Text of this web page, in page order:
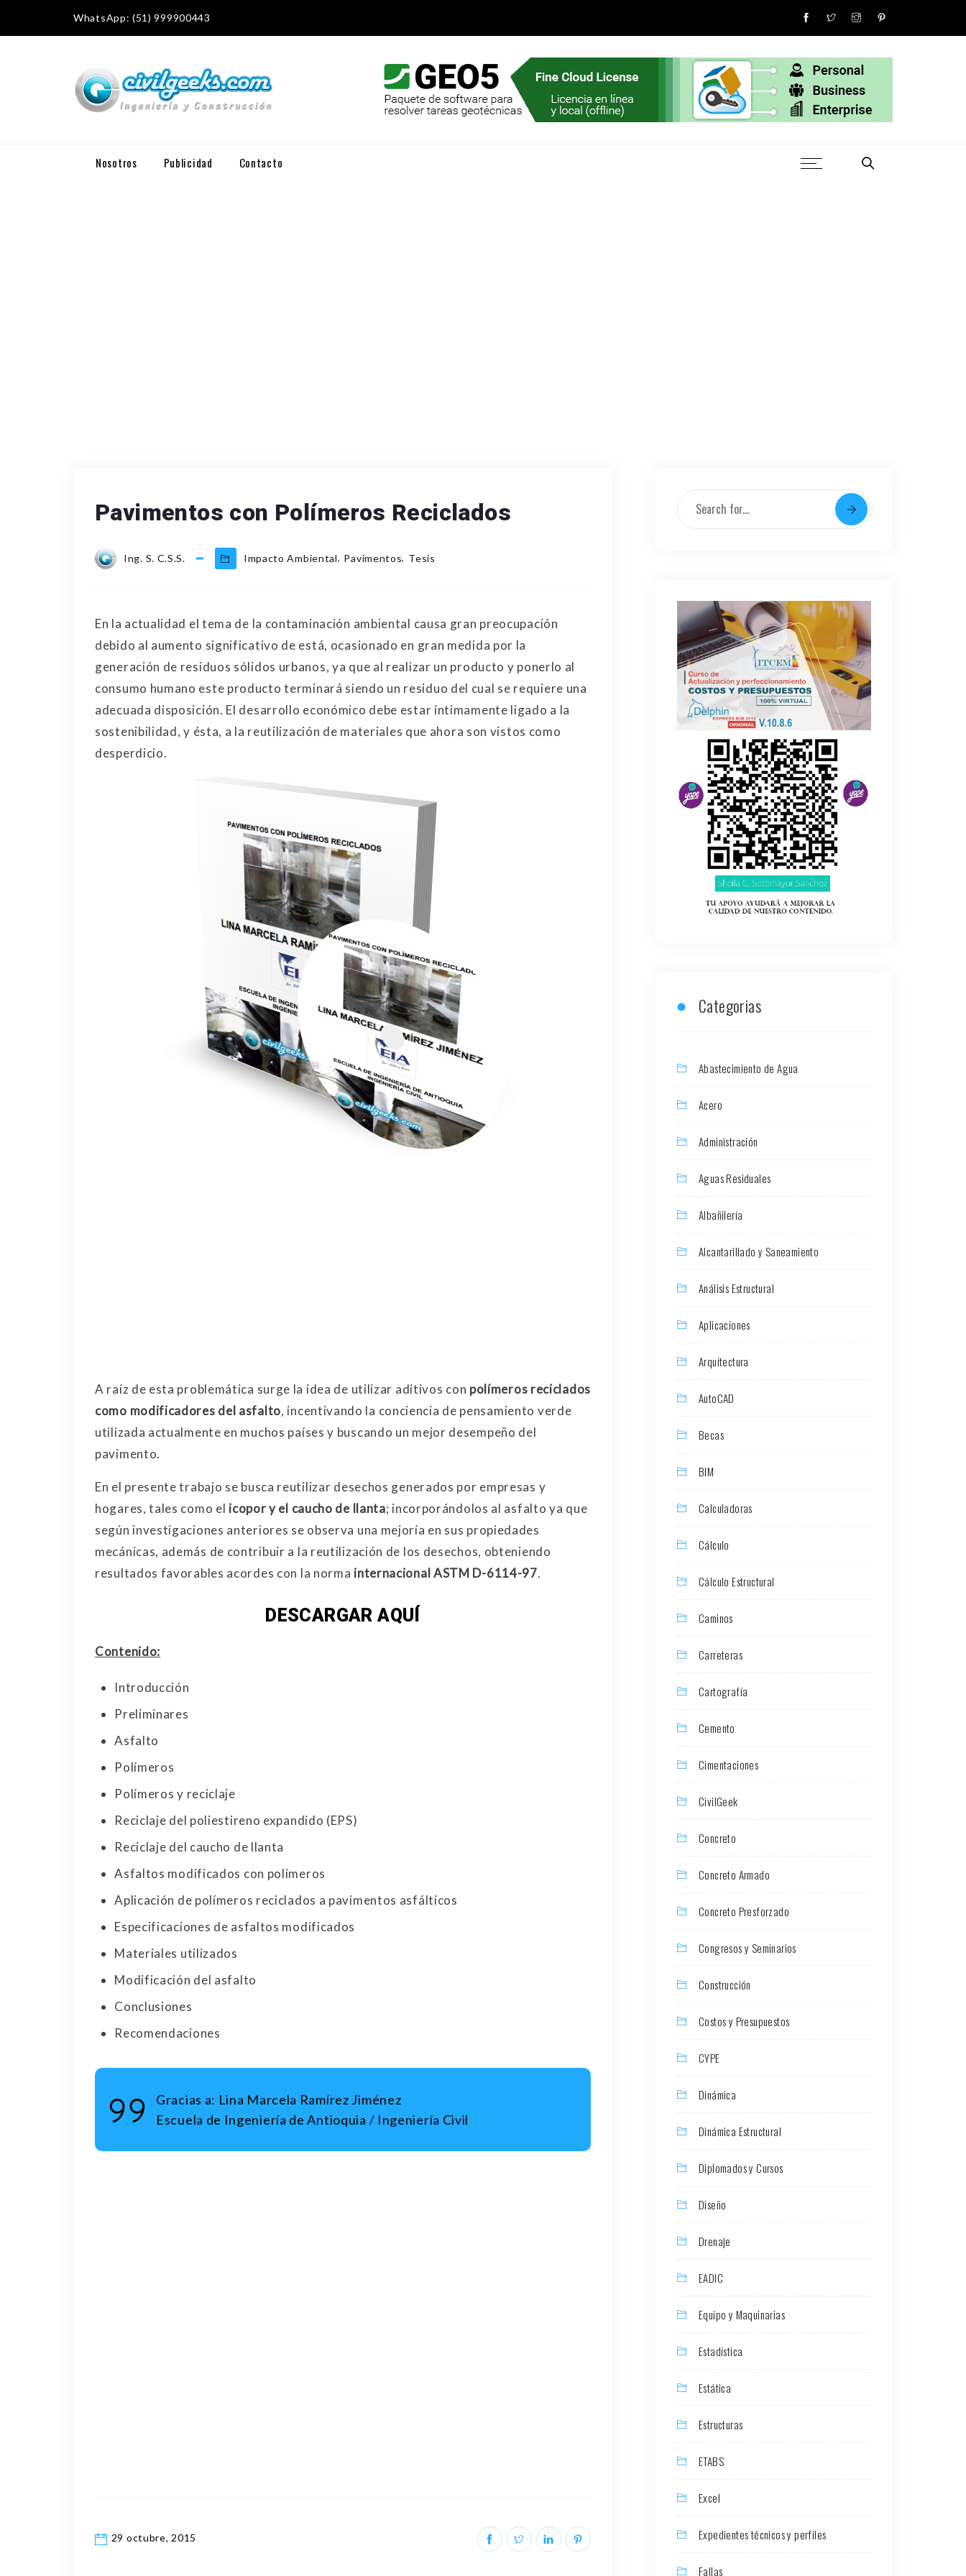
WhatsApp: (51) 999900443
Nosotros Publicidad Contacto
Pavimentos con Polímeros Reciclados
Ing. S. C.S.S. Impacto Ambiental, Pavimentos, Tesis
En la actualidad el tema de la contaminación ambiental causa gran preocupación
debido al aumento significativo de está, ocasionado en gran medida por la
generación de residuos sólidos urbanos, ya que al realizar un producto y ponerlo al
consumo humano este producto terminará siendo un residuo del cual se requiere una
adecuada disposición. El desarrollo económico debe estar íntimamente ligado a la
sostenibilidad, y ésta, a la reutilización de materiales que ahora son vistos como
desperdicio.
A raíz de esta problemática surge la idea de utilizar aditivos con polímeros reciclados
como modificadores del asfalto, incentivando la conciencia de pensamiento verde
utilizada actualmente en muchos países y buscando un mejor desempeño del
pavimento.
En el presente trabajo se busca reutilizar desechos generados por empresas y
hogares, tales como el icopor y el caucho de llanta; incorporándolos al asfalto ya que
según investigaciones anteriores se observa una mejoría en sus propiedades
mecánicas, además de contribuir a la reutilización de los desechos, obteniendo
resultados favorables acordes con la norma internacional ASTM D-6114-97.
DESCARGAR AQUÍ
Contenido:
Introducción
Preliminares
Asfalto
Polímeros
Polímeros y reciclaje
Reciclaje del poliestireno expandido (EPS)
Reciclaje del caucho de llanta
Asfaltos modificados con polímeros
Aplicación de polímeros reciclados a pavimentos asfálticos
Especificaciones de asfaltos modificados
Materiales utilizados
Modificación del asfalto
Conclusiones
Recomendaciones
Gracias a: Lina Marcela Ramírez Jiménez
Escuela de Ingeniería de Antioquia / Ingeniería Civil
29 octubre, 2015
Categorias
Abastecimiento de Agua
Acero
Administración
Aguas Residuales
Albañilería
Alcantarillado y Saneamiento
Análisis Estructural
Aplicaciones
Arquitectura
AutoCAD
Becas
BIM
Calculadoras
Cálculo
Cálculo Estructural
Caminos
Carreteras
Cartografía
Cemento
Cimentaciones
CivilGeek
Concreto
Concreto Armado
Concreto Presforzado
Congresos y Seminarios
Construcción
Costos y Presupuestos
CYPE
Dinámica
Dinámica Estructural
Diplomados y Cursos
Diseño
Drenaje
EADIC
Equipo y Maquinarias
Estadística
Estática
Estructuras
ETABS
Excel
Expedientes técnicos y perfiles
Fallas